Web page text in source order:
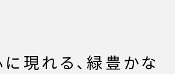
現れる、緑豊かな